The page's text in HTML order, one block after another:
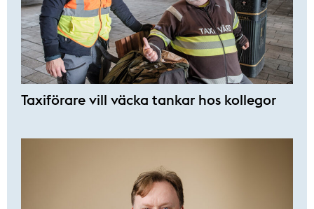
Taxiförare vill väcka tankar hos kollegor